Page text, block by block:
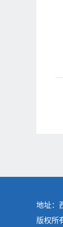
地址：
版权所